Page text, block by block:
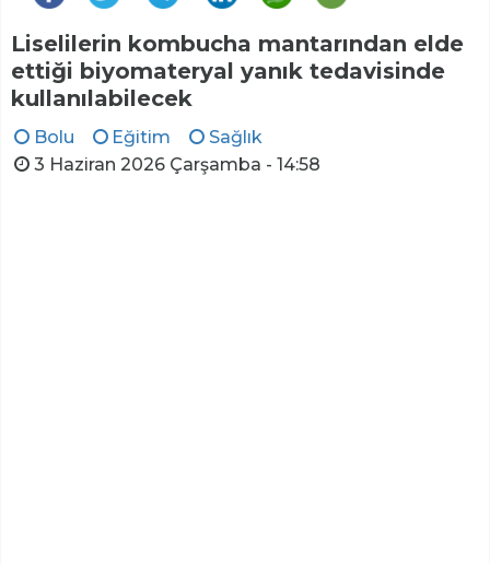
Liselilerin kombucha mantarından elde
ettiği biyomateryal yanık tedavisinde
kullanılabilecek
Bolu Eğitim
Sağlık
3 Haziran 2026 Çarşamba - 14:58